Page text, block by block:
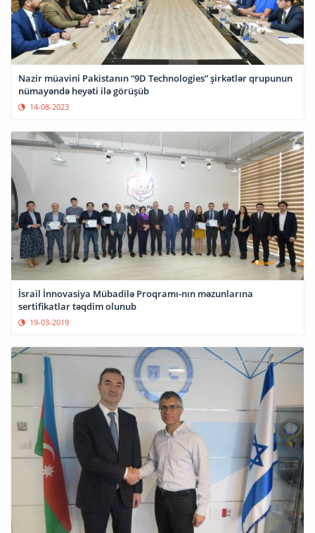
Nazir müavini Pakistanın “9D Technologies” şirkətlər qrupunun
nümayəndə heyəti ilə görüşüb
14-08-2023
İsrail İnnovasiya Mübadilə Proqramı-nın məzunlarına
sertifikatlar təqdim olunub
19-03-2019